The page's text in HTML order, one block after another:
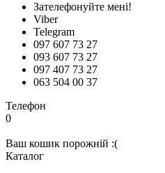
Зателефонуйте мені!
Viber
Telegram
097 607 73 27
093 607 73 27
097 407 73 27
063 504 00 37
Телефон
0
Ваш кошик порожній :(
Каталог